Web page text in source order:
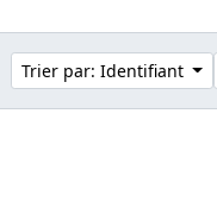
Trier par: Identifiant